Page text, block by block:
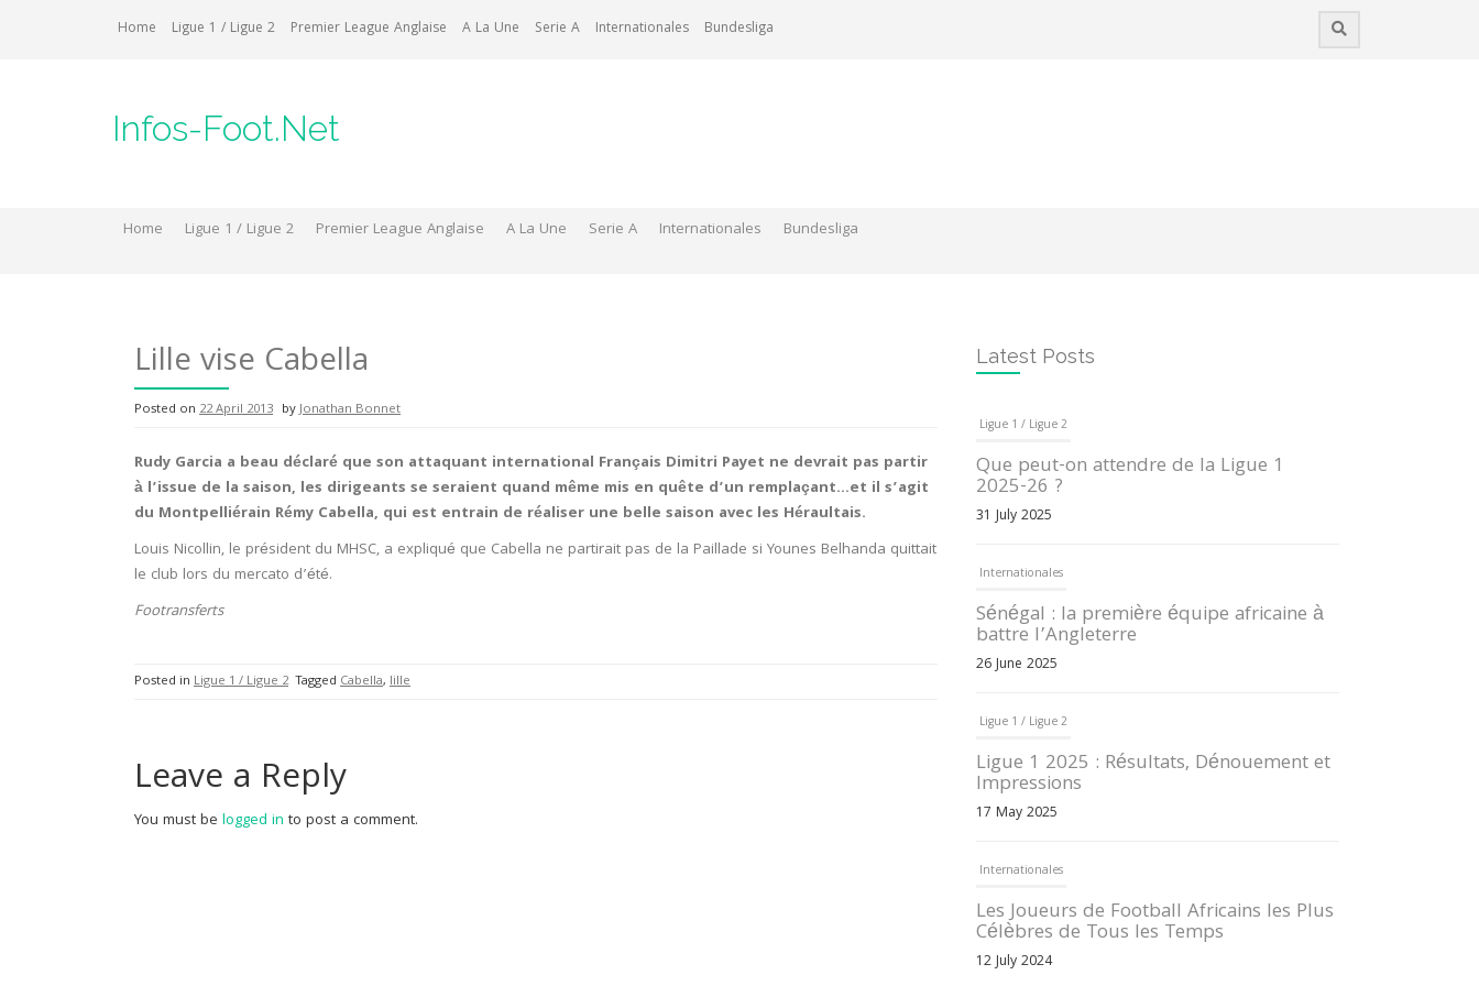
Home Ligue 1 / Ligue 2 Premier League Anglaise A La Une Serie A Internationales Bundesliga
Infos-Foot.Net
Home Ligue 1 / Ligue 2 Premier League Anglaise A La Une Serie A Internationales Bundesliga
Lille vise Cabella
Posted on 22 April 2013 byJonathan Bonnet
Rudy Garcia a beau déclaré que son attaquant international Français Dimitri Payet ne devrait pas partir
à l’issue de la saison, les dirigeants se seraient quand même mis en quête d’un remplaçant…et il s’agit
du Montpelliérain Rémy Cabella, qui est entrain de réaliser une belle saison avec les Héraultais.
Louis Nicollin, le président du MHSC, a expliqué que Cabella ne partirait pas de la Paillade si Younes Belhanda quittait
le club lors du mercato d’été.
Footransferts
Posted in Ligue 1 / Ligue 2 Tagged Cabella, lille
Leave a Reply
You must be logged in to post a comment.
Latest Posts
Ligue 1 / Ligue 2
Que peut-on attendre de la Ligue 1
2025-26 ?
31 July 2025
Internationales
Sénégal : la première équipe africaine à
battre l’Angleterre
26 June 2025
Ligue 1 / Ligue 2
Ligue 1 2025 : Résultats, Dénouement et
Impressions
17 May 2025
Internationales
Les Joueurs de Football Africains les Plus
Célèbres de Tous les Temps
12 July 2024